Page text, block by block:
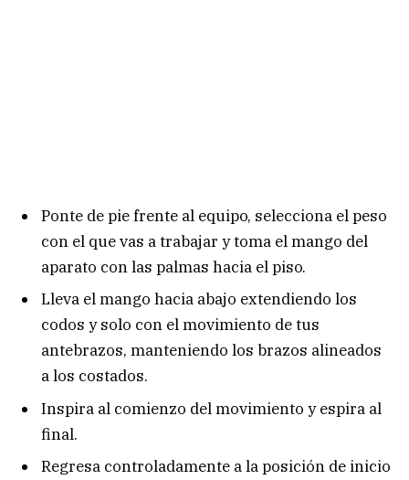
Ponte de pie frente al equipo, selecciona el peso
con el que vas a trabajar y toma el mango del
aparato con las palmas hacia el piso.
Lleva el mango hacia abajo extendiendo los
codos y solo con el movimiento de tus
antebrazos, manteniendo los brazos alineados
a los costados.
Inspira al comienzo del movimiento y espira al
final.
Regresa controladamente a la posición de inicio